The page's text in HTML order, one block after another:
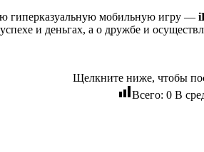
гиперказуальную мобильную игру —
и деньгах, а о дружбе и
Щелкните ниже, чтобы
Всего: 0В